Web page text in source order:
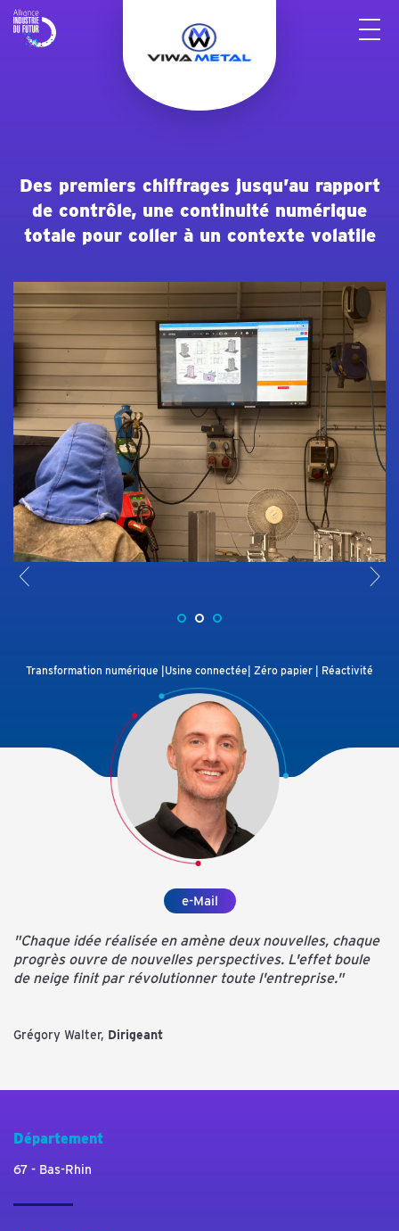
Des premiers chiffrages jusqu’au rapport
de contrôle, une continuité numérique
totale pour coller à un contexte volatile
< >
Transformation numérique |Usine connectée| Zéro papier | Réactivité
e-Mail
"Chaque idée réalisée en amène deux nouvelles, chaque
progrès ouvre de nouvelles perspectives. L'effet boule
de neige finit par révolutionner toute l'entreprise."
Grégory Walter, Dirigeant
Département
67 - Bas-Rhin
Panneau de gestion des cookies